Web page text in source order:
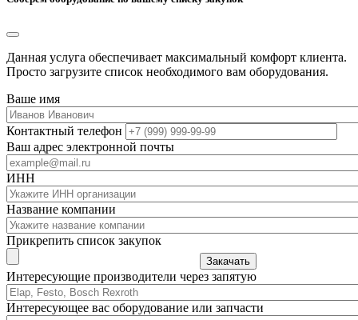
Данная услуга обеспечивает максимальный комфорт клиента.
Просто загрузите список необходимого вам оборудования.
Ваше имя
Контактный телефон
Ваш адрес электронной почты
ИНН
Название компании
Прикрепить список закупок
Закачать
Интересующие производители через запятую
Интересующее вас оборудование или запчасти